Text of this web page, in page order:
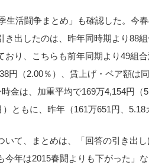
生活闘争まとめ」も確認した。今
き出したのは、昨年同時期より88
おり、こちらも前年同期より49組
円（2.00％）、賃上げ・ベア額は
金は、加重平均で169万4,154円（
ともに、昨年（161万651円、
いて、まとめは、「回答の引き出
今年は2015春闘よりも下がった」